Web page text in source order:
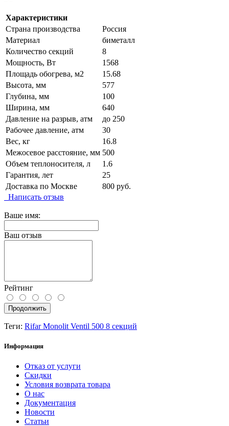
Характеристики
Страна производства
Россия
Материал
биметалл
Количество секций
8
Мощность, Вт
1568
Площадь обогрева, м2
15.68
Высота, мм
577
Глубина, мм
100
Ширина, мм
640
Давление на разрыв, атм
до 250
Рабочее давление, атм
30
Вес, кг
16.8
Межосевое расстояние, мм 500
Объем теплоносителя, л
1.6
Гарантия, лет
25
Доставка по Москве
800 руб.
Написать отзыв
Ваше имя:
Ваш отзыв
Рейтинг
Продолжить
Теги: Rifar Monolit Ventil 500 8 секций
Информация
Отказ от услуги
Скидки
Условия возврата товара
О нас
Документация
Новости
Статьи